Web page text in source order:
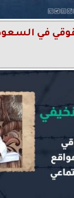
في السعودية